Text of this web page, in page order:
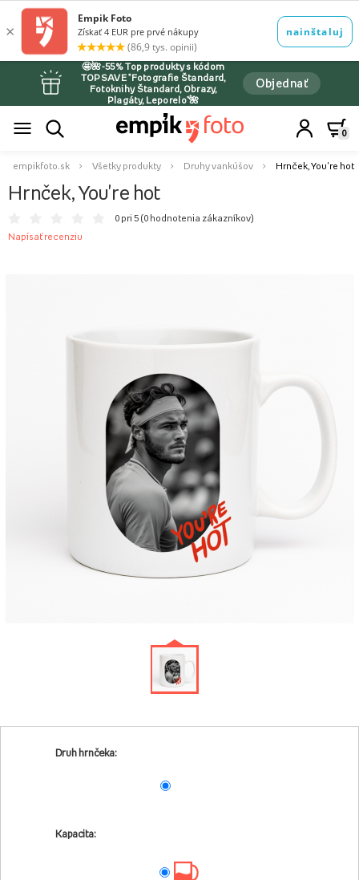
🤩🌺-55% Top produkty s kódom
TOPSAVE *Fotografie Štandard,
Fotoknihy Štandard, Obrazy,
Plagáty, Leporelo*🌺
Objednať
0
empikfoto.sk Všetky produkty Druhy vankúšov Hrnček, You're hot
Hrnček, You're hot
0 pri 5 (0 hodnotenia zákazníkov)
Napísať recenziu
Druh hrnčeka:
Kapacita: